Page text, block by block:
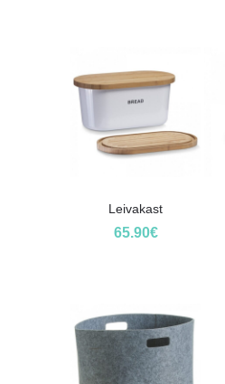
Leivakast
65.90€